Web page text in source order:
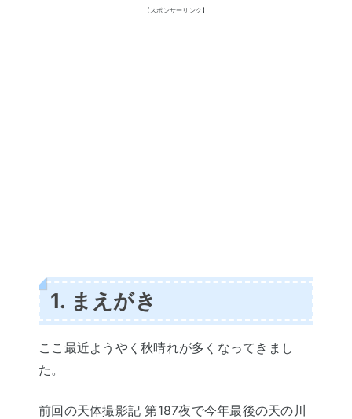
【スポンサーリンク】
1. まえがき
ここ最近ようやく秋晴れが多くなってきまし
た。
前回の天体撮影記 第187夜で今年最後の天の川